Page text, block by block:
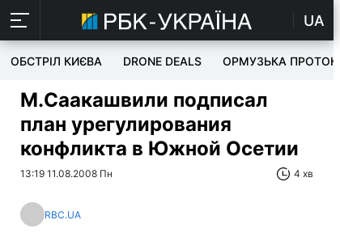
UA
ОБСТРІЛ КИЄВА DRONE DEALS ОРМУЗЬКА ПРОТОКА
М.Саакашвили подписал
план урегулирования
конфликта в Южной Осетии
13:19 11.08.2008 Пн 4 хв
RBC.UA